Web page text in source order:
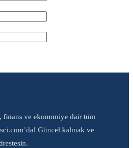
finans ve ekonomiye dair tüm
Güncel kalmak ve